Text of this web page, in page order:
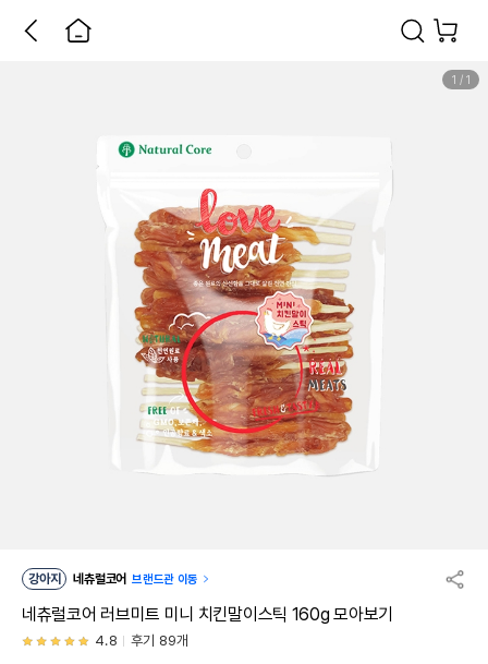
1 / 1
강아지 네츄럴코어 브랜드관 이동
네츄럴코어 러브미트 미니 치킨말이스틱 160g 모아보기
4.8 후기 89개